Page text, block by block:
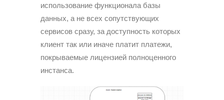
использование функционала базы
данных, а не всех сопутствующих
сервисов сразу, за доступность которых
клиент так или иначе платит платежи,
покрываемые лицензией полноценного
инстанса.